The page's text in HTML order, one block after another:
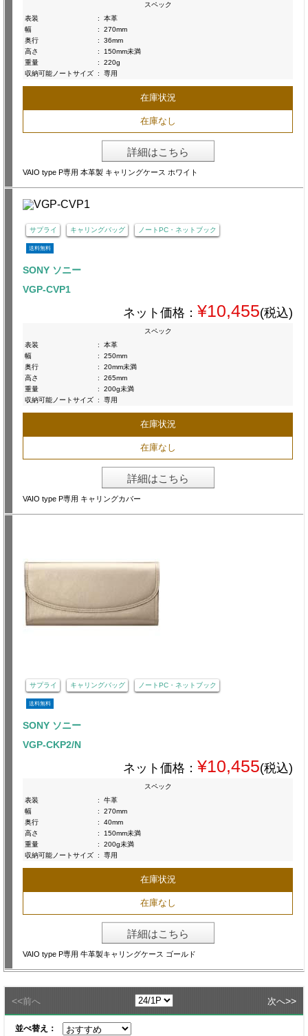
スペック
表装
:
本革
幅
:
270mm
奥行
:
36mm
高さ
:
150mm未満
重量
:
220g
収納可能ノートサイズ : 専用
在庫状況
在庫なし
詳細はこちら
VAIO type P専用 本革製 キャリングケース ホワイト
サプライ キャリングバッグ ノートPC・ネットブック
送料無料
SONY ソニー
VGP-CVP1
ネット価格： ¥10,455(税込)
スペック
表装
:
本革
幅
:
250mm
奥行
:
20mm未満
高さ
:
265mm
重量
:
200g未満
収納可能ノートサイズ : 専用
在庫状況
在庫なし
詳細はこちら
VAIO type P専用 キャリングカバー
サプライ キャリングバッグ ノートPC・ネットブック
送料無料
SONY ソニー
VGP-CKP2/N
ネット価格： ¥10,455(税込)
スペック
表装
:
牛革
幅
:
270mm
奥行
:
40mm
高さ
:
150mm未満
重量
:
200g未満
収納可能ノートサイズ : 専用
在庫状況
在庫なし
詳細はこちら
VAIO type P専用 牛革製キャリングケース ゴールド
<<前へ 次へ>>
並べ替え：